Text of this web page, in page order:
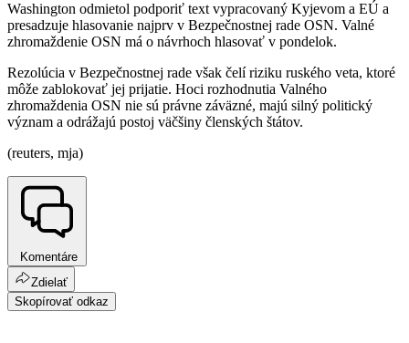
Washington odmietol podporiť text vypracovaný Kyjevom a EÚ a
presadzuje hlasovanie najprv v Bezpečnostnej rade OSN. Valné
zhromaždenie OSN má o návrhoch hlasovať v pondelok.
Rezolúcia v Bezpečnostnej rade však čelí riziku ruského veta, ktoré
môže zablokovať jej prijatie. Hoci rozhodnutia Valného
zhromaždenia OSN nie sú právne záväzné, majú silný politický
význam a odrážajú postoj väčšiny členských štátov.
(reuters, mja)
Komentáre
Zdielať
Skopírovať odkaz